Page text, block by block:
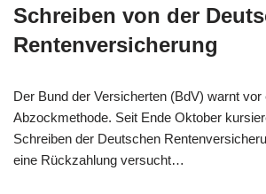
Schreiben von der
Rentenversicherung
Der Bund der Versicherten (BdV) warnt vor
Abzockmethode. Seit Ende Oktober
Schreiben der Deutschen
eine Rückzahlung versucht…